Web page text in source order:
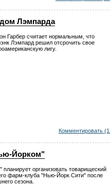
Лэмпарда
Гарбер считает нормальным, что
Лэмпард решил отсрочить свое
лигу.
Комментировать
Йорком"
организовать товарищеский
фарм-клуба "Нью-Йорк Сити" после
сезона.